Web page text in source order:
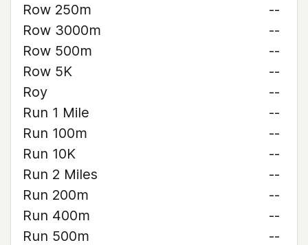
Row 250m
--
Row 3000m
--
Row 500m
--
Row 5K
--
Roy
--
Run 1 Mile
--
Run 100m
--
Run 10K
--
Run 2 Miles
--
Run 200m
--
Run 400m
--
Run 500m
--